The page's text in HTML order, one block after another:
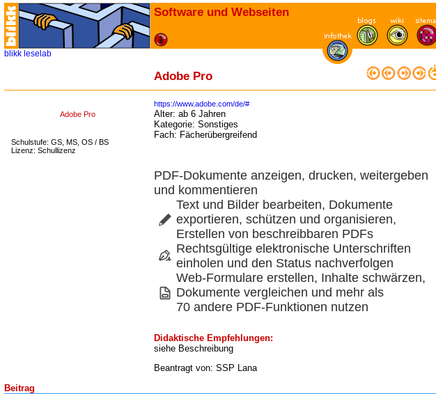
Software und Webseiten
blikk leselab
Adobe Pro
Adobe Pro
Schulstufe: GS, MS, OS / BS
Lizenz: Schullizenz
https://www.adobe.com/de/#
Alter: ab 6 Jahren
Kategorie: Sonstiges
Fach: Fächerübergreifend
PDF-Dokumente anzeigen, drucken, weitergeben
und kommentieren
Text und Bilder bearbeiten, Dokumente
exportieren, schützen und organisieren,
Erstellen von beschreibbaren PDFs
Rechtsgültige elektronische Unterschriften
einholen und den Status nachverfolgen
Web-Formulare erstellen, Inhalte schwärzen,
Dokumente vergleichen und mehr als
70 andere PDF-Funktionen nutzen
Didaktische Empfehlungen:
siehe Beschreibung
Beantragt von: SSP Lana
Beitrag